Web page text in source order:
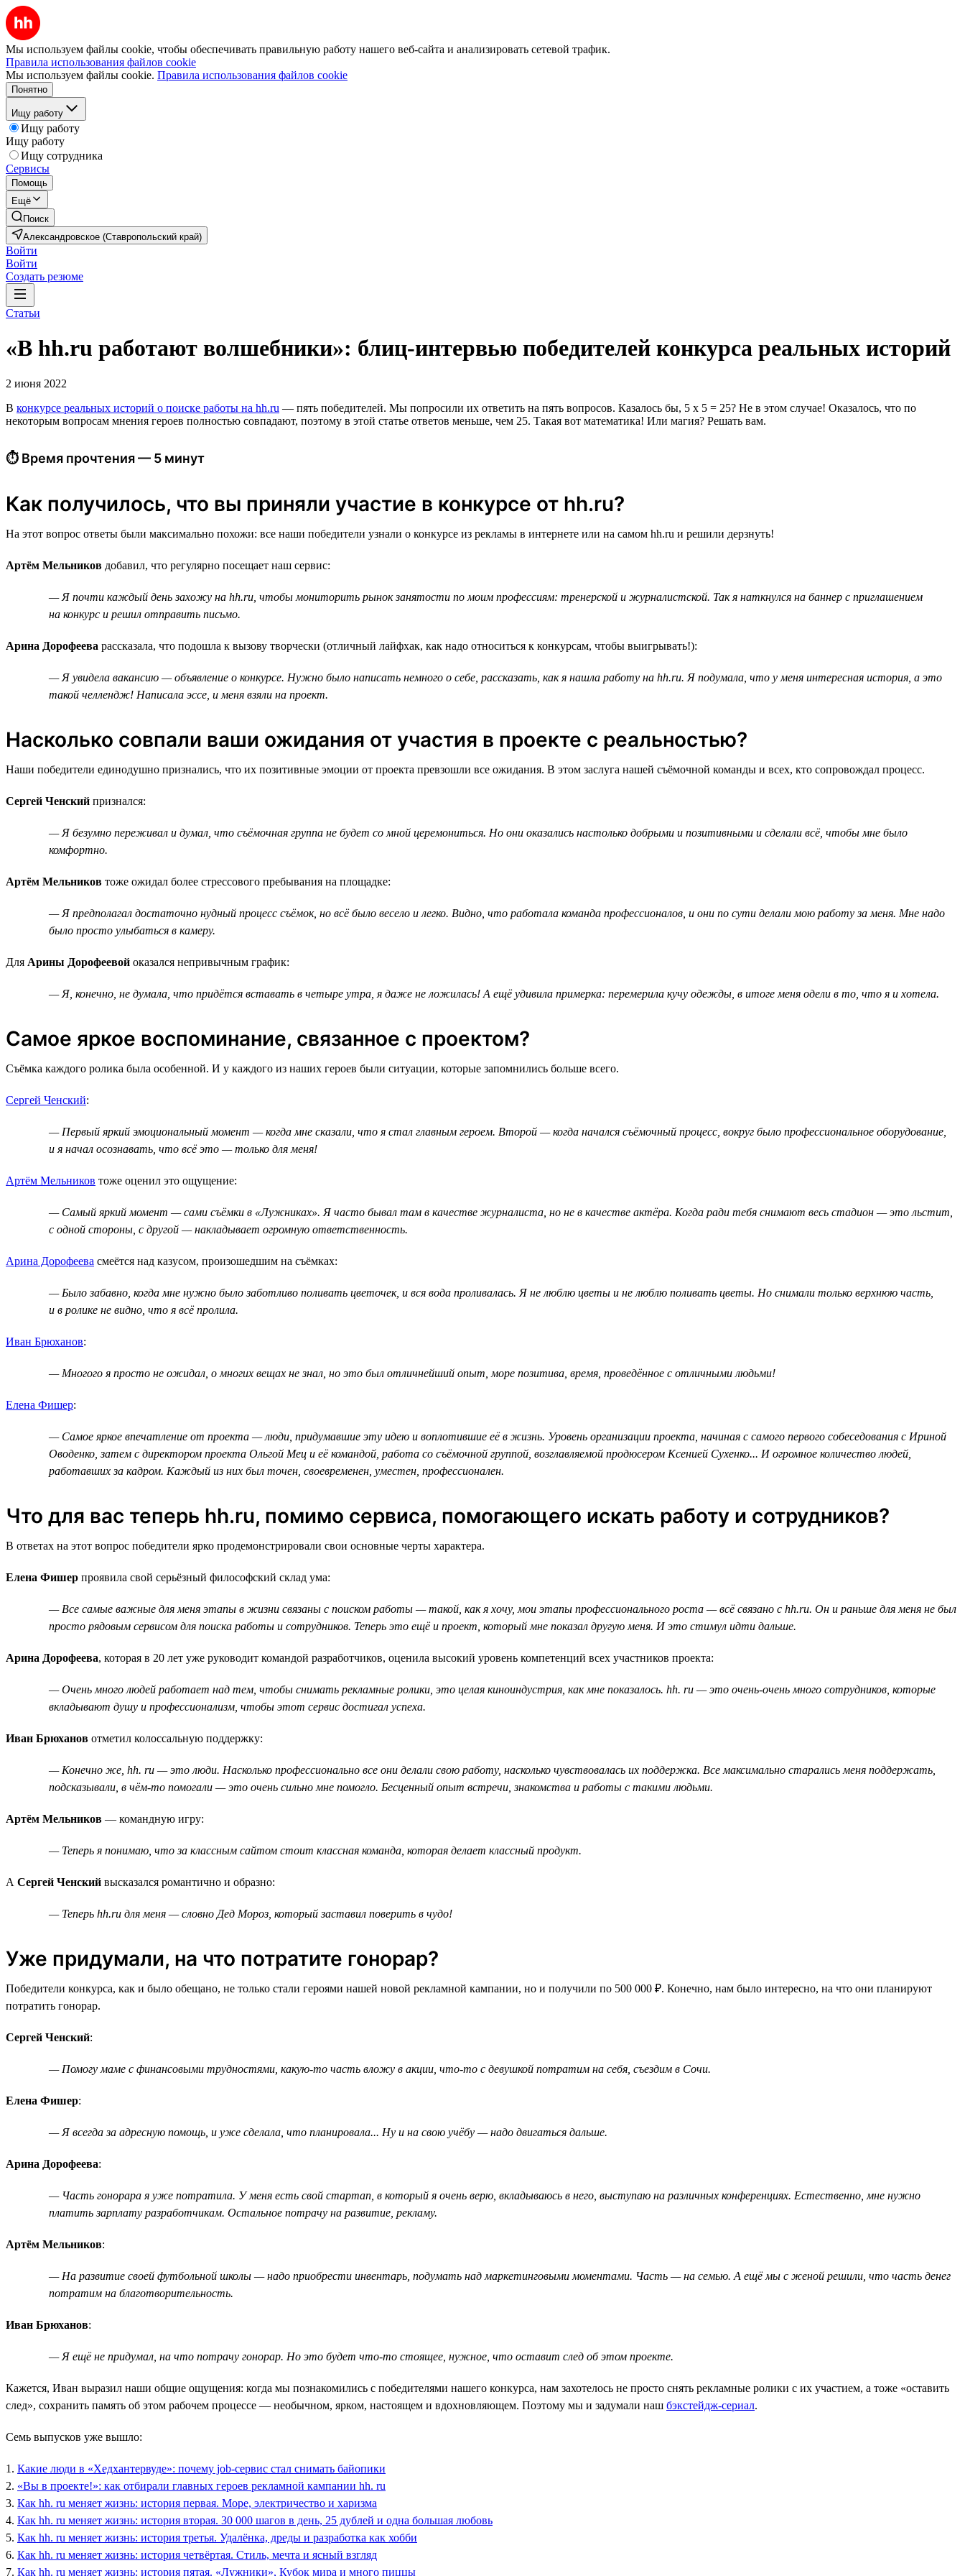
Мы используем файлы cookie, чтобы обеспечивать правильную работу нашего веб-сайта и анализировать сетевой трафик.
Правила использования файлов cookie
Мы используем файлы cookie. Правила использования файлов cookie
Понятно
Ищу работу
Ищу работу
Ищу работу
Ищу сотрудника
Сервисы
Помощь
Ещё
Поиск
Александровское (Ставропольский край)
Войти
Войти
Создать резюме
Статьи
«В hh.ru работают волшебники»: блиц-интервью победителей конкурса реальных историй
2 июня 2022
В конкурсе реальных историй о поиске работы на hh.ru — пять победителей. Мы попросили их ответить на пять вопросов. Казалось бы, 5 х 5 = 25? Не в этом случае! Оказалось, что по
некоторым вопросам мнения героев полностью совпадают, поэтому в этой статье ответов меньше, чем 25. Такая вот математика! Или магия? Решать вам.
⏱ Время прочтения — 5 минут
Как получилось, что вы приняли участие в конкурсе от hh.ru?
На этот вопрос ответы были максимально похожи: все наши победители узнали о конкурсе из рекламы в интернете или на самом hh.ru и решили дерзнуть!
Артём Мельников добавил, что регулярно посещает наш сервис:
— Я почти каждый день захожу на hh.ru, чтобы мониторить рынок занятости по моим профессиям: тренерской и журналистской. Так я наткнулся на баннер с приглашением
на конкурс и решил отправить письмо.
Арина Дорофеева рассказала, что подошла к вызову творчески (отличный лайфхак, как надо относиться к конкурсам, чтобы выигрывать!):
— Я увидела вакансию — объявление о конкурсе. Нужно было написать немного о себе, рассказать, как я нашла работу на hh.ru. Я подумала, что у меня интересная история, а это
такой челлендж! Написала эссе, и меня взяли на проект.
Насколько совпали ваши ожидания от участия в проекте с реальностью?
Наши победители единодушно признались, что их позитивные эмоции от проекта превзошли все ожидания. В этом заслуга нашей съёмочной команды и всех, кто сопровождал процесс.
Сергей Ченский признался:
— Я безумно переживал и думал, что съёмочная группа не будет со мной церемониться. Но они оказались настолько добрыми и позитивными и сделали всё, чтобы мне было
комфортно.
Артём Мельников тоже ожидал более стрессового пребывания на площадке:
— Я предполагал достаточно нудный процесс съёмок, но всё было весело и легко. Видно, что работала команда профессионалов, и они по сути делали мою работу за меня. Мне надо
было просто улыбаться в камеру.
Для Арины Дорофеевой оказался непривычным график:
— Я, конечно, не думала, что придётся вставать в четыре утра, я даже не ложилась! А ещё удивила примерка: перемерила кучу одежды, в итоге меня одели в то, что я и хотела.
Самое яркое воспоминание, связанное с проектом?
Съёмка каждого ролика была особенной. И у каждого из наших героев были ситуации, которые запомнились больше всего.
Сергей Ченский:
— Первый яркий эмоциональный момент — когда мне сказали, что я стал главным героем. Второй — когда начался съёмочный процесс, вокруг было профессиональное оборудование,
и я начал осознавать, что всё это — только для меня!
Артём Мельников тоже оценил это ощущение:
— Самый яркий момент — сами съёмки в «Лужниках». Я часто бывал там в качестве журналиста, но не в качестве актёра. Когда ради тебя снимают весь стадион — это льстит,
с одной стороны, с другой — накладывает огромную ответственность.
Арина Дорофеева смеётся над казусом, произошедшим на съёмках:
— Было забавно, когда мне нужно было заботливо поливать цветочек, и вся вода проливалась. Я не люблю цветы и не люблю поливать цветы. Но снимали только верхнюю часть,
и в ролике не видно, что я всё пролила.
Иван Брюханов:
— Многого я просто не ожидал, о многих вещах не знал, но это был отличнейший опыт, море позитива, время, проведённое с отличными людьми!
Елена Фишер:
— Самое яркое впечатление от проекта — люди, придумавшие эту идею и воплотившие её в жизнь. Уровень организации проекта, начиная с самого первого собеседования с Ириной
Оводенко, затем с директором проекта Ольгой Мец и её командой, работа со съёмочной группой, возглавляемой продюсером Ксенией Сухенко... И огромное количество людей,
работавших за кадром. Каждый из них был точен, своевременен, уместен, профессионален.
Что для вас теперь hh.ru, помимо сервиса, помогающего искать работу и сотрудников?
В ответах на этот вопрос победители ярко продемонстрировали свои основные черты характера.
Елена Фишер проявила свой серьёзный философский склад ума:
— Все самые важные для меня этапы в жизни связаны с поиском работы — такой, как я хочу, мои этапы профессионального роста — всё связано с hh.ru. Он и раньше для меня не был
просто рядовым сервисом для поиска работы и сотрудников. Теперь это ещё и проект, который мне показал другую меня. И это стимул идти дальше.
Арина Дорофеева, которая в 20 лет уже руководит командой разработчиков, оценила высокий уровень компетенций всех участников проекта:
— Очень много людей работает над тем, чтобы снимать рекламные ролики, это целая киноиндустрия, как мне показалось. hh. ru — это очень-очень много сотрудников, которые
вкладывают душу и профессионализм, чтобы этот сервис достигал успеха.
Иван Брюханов отметил колоссальную поддержку:
— Конечно же, hh. ru — это люди. Насколько профессионально все они делали свою работу, насколько чувствовалась их поддержка. Все максимально старались меня поддержать,
подсказывали, в чём-то помогали — это очень сильно мне помогло. Бесценный опыт встречи, знакомства и работы с такими людьми.
Артём Мельников — командную игру:
— Теперь я понимаю, что за классным сайтом стоит классная команда, которая делает классный продукт.
А Сергей Ченский высказался романтично и образно:
— Теперь hh.ru для меня — словно Дед Мороз, который заставил поверить в чудо!
Уже придумали, на что потратите гонорар?
Победители конкурса, как и было обещано, не только стали героями нашей новой рекламной кампании, но и получили по 500 000 ₽. Конечно, нам было интересно, на что они планируют
потратить гонорар.
Сергей Ченский:
— Помогу маме с финансовыми трудностями, какую-то часть вложу в акции, что-то с девушкой потратим на себя, съездим в Сочи.
Елена Фишер:
— Я всегда за адресную помощь, и уже сделала, что планировала... Ну и на свою учёбу — надо двигаться дальше.
Арина Дорофеева:
— Часть гонорара я уже потратила. У меня есть свой стартап, в который я очень верю, вкладываюсь в него, выступаю на различных конференциях. Естественно, мне нужно
платить зарплату разработчикам. Остальное потрачу на развитие, рекламу.
Артём Мельников:
— На развитие своей футбольной школы — надо приобрести инвентарь, подумать над маркетинговыми моментами. Часть — на семью. А ещё мы с женой решили, что часть денег
потратим на благотворительность.
Иван Брюханов:
— Я ещё не придумал, на что потрачу гонорар. Но это будет что-то стоящее, нужное, что оставит след об этом проекте.
Кажется, Иван выразил наши общие ощущения: когда мы познакомились с победителями нашего конкурса, нам захотелось не просто снять рекламные ролики с их участием, а тоже «оставить
след», сохранить память об этом рабочем процессе — необычном, ярком, настоящем и вдохновляющем. Поэтому мы и задумали наш бэкстейдж-сериал.
Семь выпусков уже вышло:
1. Какие люди в «Хедхантервуде»: почему job-сервис стал снимать байопики
2. «Вы в проекте!»: как отбирали главных героев рекламной кампании hh. ru
3. Как hh. ru меняет жизнь: история первая. Море, электричество и харизма
4. Как hh. ru меняет жизнь: история вторая. 30 000 шагов в день, 25 дублей и одна большая любовь
5. Как hh. ru меняет жизнь: история третья. Удалёнка, дреды и разработка как хобби
6. Как hh. ru меняет жизнь: история четвёртая. Стиль, мечта и ясный взгляд
7. Как hh. ru меняет жизнь: история пятая. «Лужники», Кубок мира и много пиццы